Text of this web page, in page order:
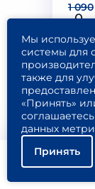
1 090
0
Мы
системы для
также для
«Принять»
данных
Принять